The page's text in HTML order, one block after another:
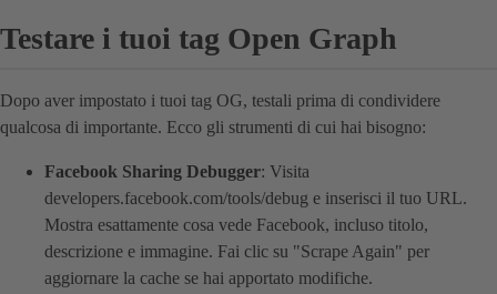
Testare i tuoi tag Open Graph
Dopo aver impostato i tuoi tag OG, testali prima di condividere
qualcosa di importante. Ecco gli strumenti di cui hai bisogno:
Facebook Sharing Debugger: Visita
developers.facebook.com/tools/debug e inserisci il tuo URL.
Mostra esattamente cosa vede Facebook, incluso titolo,
descrizione e immagine. Fai clic su "Scrape Again" per
aggiornare la cache se hai apportato modifiche.